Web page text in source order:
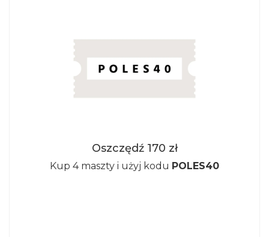
Oszczędź 170 zł
Kup 4 maszty i użyj kodu POLES40